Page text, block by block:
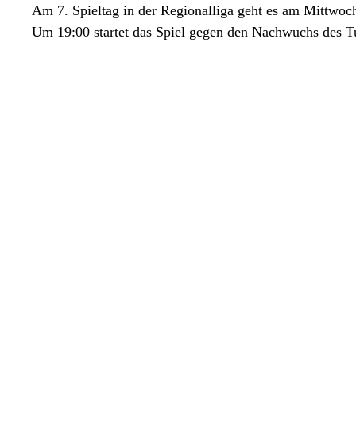
Am 7. Spieltag in der Regionalliga geht es am
Um 19:00 startet das Spiel gegen den Nachwuchs des